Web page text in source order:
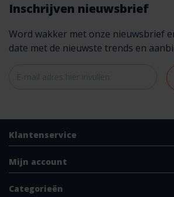
Inschrijven nieuwsbrief
Word wakker met onze nieuwsbrief
date met de nieuwste trends en
Klantenservice
Mijn account
Categorieën